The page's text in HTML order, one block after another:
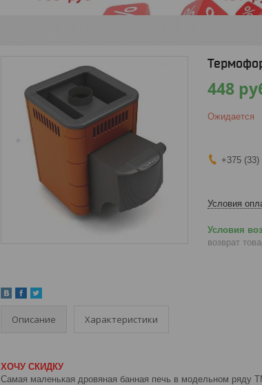
448
Ожидается
+375 (33)
Условия
возврат
Описание Характеристики
ХОЧУ СКИДКУ
Самая маленькая дровяная банная печь в модельном ряду